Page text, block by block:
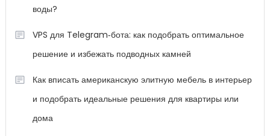
воды?
VPS для Telegram‑бота: как подобрать оптимальное
решение и избежать подводных камней
Как вписать американскую элитную мебель в интерьер
и подобрать идеальные решения для квартиры или
дома